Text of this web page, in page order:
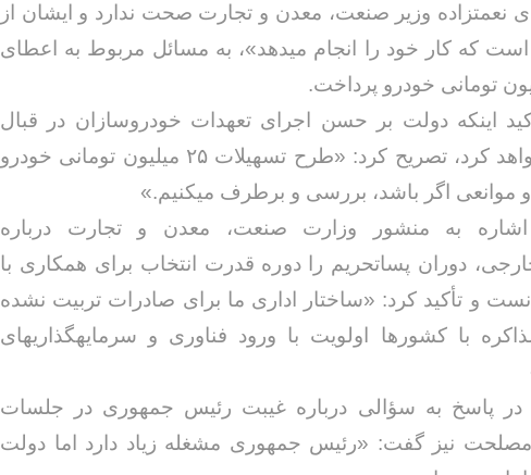
نعمتزاده وزیر صنعت، معدن و تجارت صحت ندارد و ایشان از
است که کار خود را انجام میدهد»، به مسائل مربوط به اعطای
اینکه دولت بر حسن اجرای تعهدات خودروسازان در قبال
مردم نظارت خواهد کرد، تصریح کرد: «طرح تسهیلات ۲۵ میلیون تومانی خودرو
موانعی اگر باشد، بررسی و برطرف میکنیم.»
به منشور وزارت صنعت، معدن و تجارت درباره
دوران پساتحریم را دوره قدرت انتخاب برای همکاری با
و تأکید کرد: «ساختار اداری ما برای صادرات تربیت نشده
با کشورها اولویت با ورود فناوری و سرمایهگذاریهای
پاسخ به سؤالی درباره غیبت رئیس جمهوری در جلسات
نیز گفت: «رئیس جمهوری مشغله زیاد دارد اما دولت